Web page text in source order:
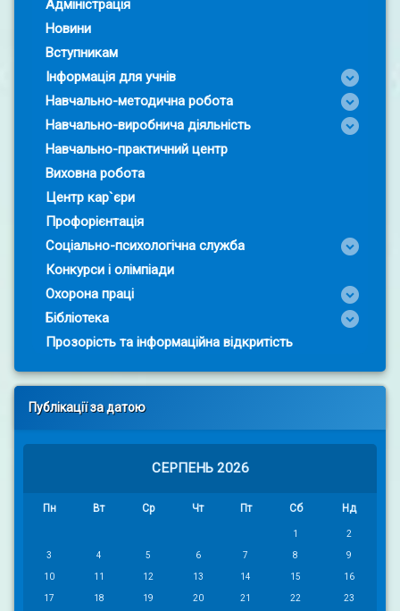
Адміністрація
Новини
Вступникам
Інформація для учнів
Навчально-методична робота
Навчально-виробнича діяльність
Навчально-практичний центр
Виховна робота
Центр кар`єри
Профорієнтація
Соціально-психологічна служба
Конкурси і олімпіади
Охорона праці
Бібліотека
Прозорість та інформаційна відкритість
Публікації за датою
СЕРПЕНЬ 2026
Пн Вт Ср Чт Пт Сб Нд
1 2
3 4 5 6 7 8 9
10 11 12 13 14 15 16
17 18 19 20 21 22 23